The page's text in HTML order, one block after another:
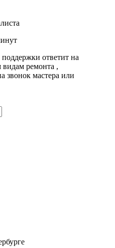
езды
видеоскопов
труб
ответит на
ремонта ,
звонок мастера или